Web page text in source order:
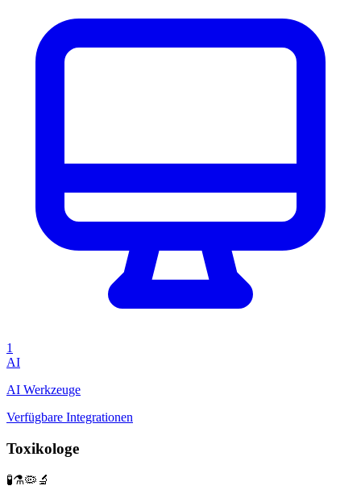
1
AI
AI Werkzeuge
Verfügbare Integrationen
Toxikologe
🧪⚗️🦠🔬